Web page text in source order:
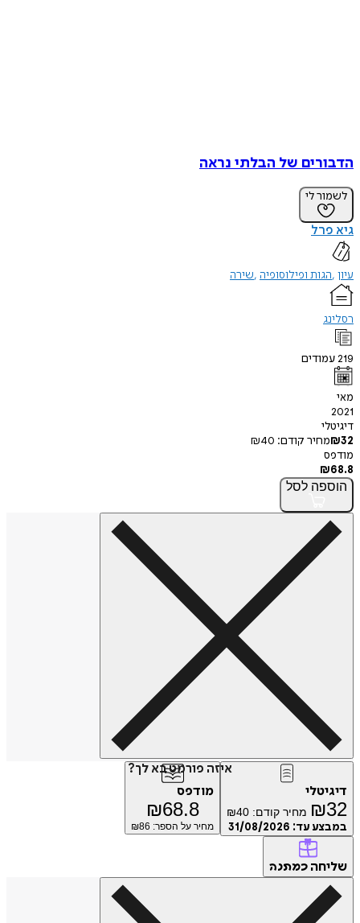
הדבורים של הבלתי נראה
לשמור לי
גיא פרל
עיון הגות ופילוסופיה שירה
רסלינג
219עמודים
מאי
2021
דיגיטלי
₪32 מחיר קודם: ₪40
מודפס
₪68.8
הוספה לסל
איזה פורמט בא לך?
דיגיטלי
₪32 מחיר קודם: ₪40
במבצע עד: 31/08/2026
מודפס
₪68.8
מחיר על הספר: ₪ 86
שליחה כמתנה